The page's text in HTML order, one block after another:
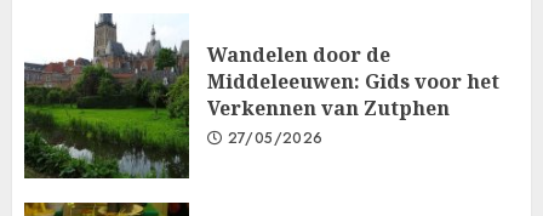
Wandelen door de
Middeleeuwen: Gids voor het
Verkennen van Zutphen
27/05/2026